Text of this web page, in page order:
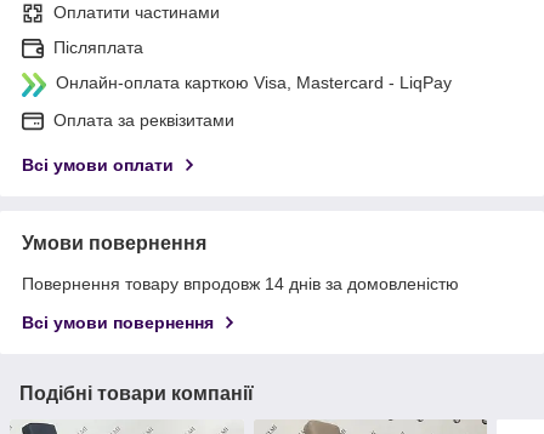
Оплатити частинами
Післяплата
Онлайн-оплата карткою Visa, Mastercard - LiqPay
Оплата за реквізитами
Всі умови оплати
Умови повернення
Повернення товару впродовж 14 днів за домовленістю
Всі умови повернення
Подібні товари компанії